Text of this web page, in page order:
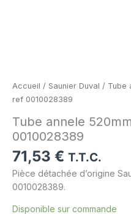
Accueil / Saunier Duval / Tube
ref 0010028389
Tube annele
0010028389
71,53 € T.T.C.
Pièce détachée d’origine
0010028389.
Disponible sur commande